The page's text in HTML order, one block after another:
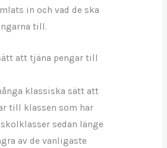
in och vad de ska
till.
att tjäna pengar till
klassiska sätt att
till klassen som har
sedan länge
av de vanligaste